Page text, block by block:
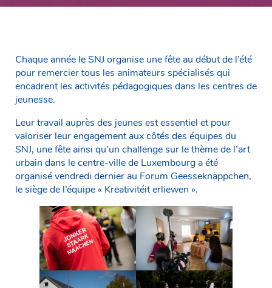
Chaque année le SNJ organise une fête au début de l’été
pour remercier tous les animateurs spécialisés qui
encadrent les activités pédagogiques dans les centres de
jeunesse.
Leur travail auprès des jeunes est essentiel et pour
valoriser leur engagement aux côtés des équipes du
SNJ, une fête ainsi qu’un challenge sur le thème de l’art
urbain dans le centre-ville de Luxembourg a été
organisé vendredi dernier au Forum Geesseknäppchen,
le siège de l’équipe « Kreativitéit erliewen ».